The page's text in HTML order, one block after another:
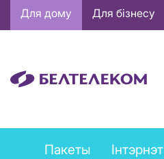
Основная
навигация
Для дому Для бізнесу
Private
Пакеты Інтэрнэт